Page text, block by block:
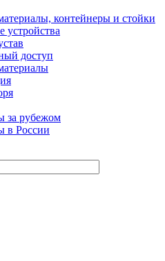
контейнеры и стойки
устройства
доступ
за рубежом
в России